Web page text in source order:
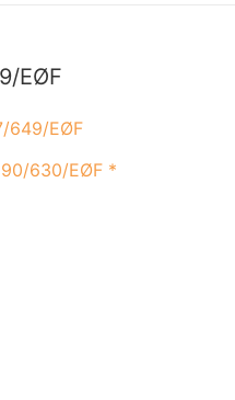
EØF
649/EØF
90/630/EØF *